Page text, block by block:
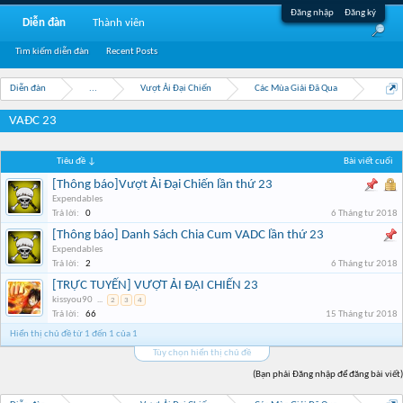
Đăng nhập Đăng ký
Diễn đàn ... Vượt Ải Đại Chiến Các Mùa Giải Đã Qua
VAĐC 23
Tiêu đề ↓ Bài viết cuối
[Thông báo]Vượt Ải Đại Chiến lần thứ 23
Expendables
Trả lời:
0 6 Tháng tư 2018
[Thông báo] Danh Sách Chia Cum VADC lần thứ 23
Expendables
Trả lời:
2 6 Tháng tư 2018
[TRỰC TUYẾN] VƯỢT ẢI ĐẠI CHIẾN 23
kissyou90 ... 2 3 4
Trả lời: 66
15 Tháng tư 2018
Hiển thị chủ đề từ 1 đến 1 của 1
Tùy chọn hiển thị chủ đề
(Bạn phải Đăng nhập để đăng bài viết)
Diễn đàn
Tìm kiếm diễn đàn Recent Posts
Thành viên